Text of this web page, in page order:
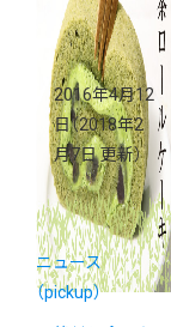
2016年4月12
日（2018年2
月7日 更新）
ニュース
（pickup）